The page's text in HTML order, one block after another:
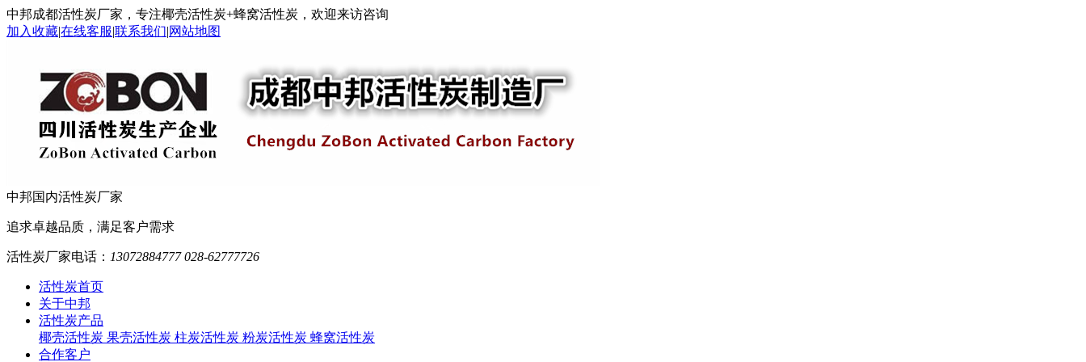
中邦成都活性炭厂家，专注椰壳活性炭+蜂窝活性炭，欢迎来访咨询
加入收藏|在线客服|联系我们|网站地图
中邦国内活性炭厂家
追求卓越品质，满足客户需求
活性炭厂家电话： 13072884777 028-62777726
活性炭首页
关于中邦
活性炭产品
椰壳活性炭 果壳活性炭 柱炭活性炭 粉炭活性炭 蜂窝活性炭
合作客户